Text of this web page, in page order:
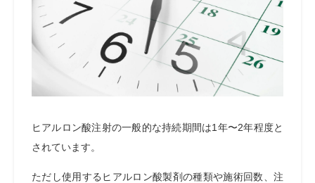
ヒアルロン酸注射の一般的な持続期間は1年〜2年程度と
されています。
ただし使用するヒアルロン酸製剤の種類や施術回数、注